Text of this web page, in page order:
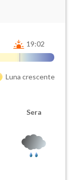
19:02
Luna crescente
Sera